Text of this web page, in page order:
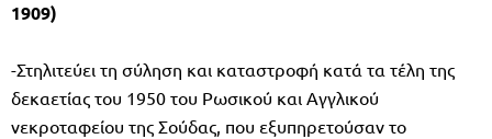
1909)
-Στηλιτεύει τη σύληση και καταστροφή κατά τα τέλη της
δεκαετίας του 1950 του Ρωσικού και Αγγλικού
νεκροταφείου της Σούδας, που εξυπηρετούσαν το